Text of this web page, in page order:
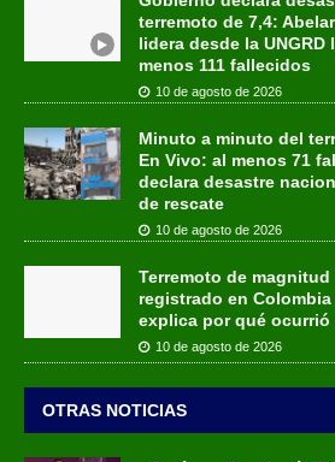
terremoto de 7,4:
lidera desde la UNGRD
menos 111 fallecidos
10 de agosto de 2026
Minuto a minuto del
En Vivo: al menos 71
declara desastre
de rescate
10 de agosto de 2026
Terremoto de
registrado en
explica por qué ocurrió
10 de agosto de 2026
OTRAS NOTICIAS